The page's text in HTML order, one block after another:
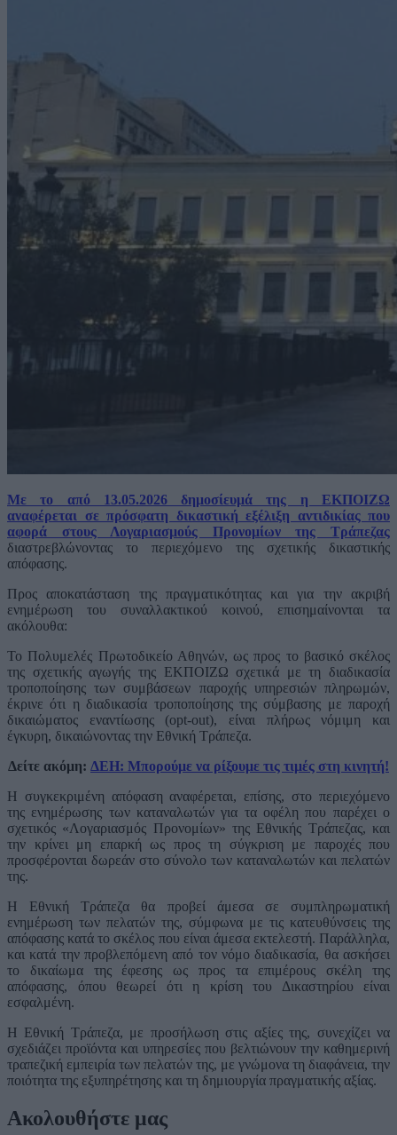
Με το από 13.05.2026 δημοσίευμά της η ΕΚΠΟΙΖΩ
αναφέρεται σε πρόσφατη δικαστική εξέλιξη αντιδικίας που
αφορά στους Λογαριασμούς Προνομίων της Τράπεζας
διαστρεβλώνοντας το περιεχόμενο της σχετικής δικαστικής
απόφασης.
Προς αποκατάσταση της πραγματικότητας και για την ακριβή
ενημέρωση του συναλλακτικού κοινού, επισημαίνονται τα
ακόλουθα:
Το Πολυμελές Πρωτοδικείο Αθηνών, ως προς το βασικό σκέλος
της σχετικής αγωγής της ΕΚΠΟΙΖΩ σχετικά με τη διαδικασία
τροποποίησης των συμβάσεων παροχής υπηρεσιών πληρωμών,
έκρινε ότι η διαδικασία τροποποίησης της σύμβασης με παροχή
δικαιώματος εναντίωσης (opt-out), είναι πλήρως νόμιμη και
έγκυρη, δικαιώνοντας την Εθνική Τράπεζα.
Δείτε ακόμη: ΔΕΗ: Μπορούμε να ρίξουμε τις τιμές στη κινητή!
Η συγκεκριμένη απόφαση αναφέρεται, επίσης, στο περιεχόμενο
της ενημέρωσης των καταναλωτών για τα οφέλη που παρέχει ο
σχετικός «Λογαριασμός Προνομίων» της Εθνικής Τράπεζας, και
την κρίνει μη επαρκή ως προς τη σύγκριση με παροχές που
προσφέρονται δωρεάν στο σύνολο των καταναλωτών και πελατών
της.
Η Εθνική Τράπεζα θα προβεί άμεσα σε συμπληρωματική
ενημέρωση των πελατών της, σύμφωνα με τις κατευθύνσεις της
απόφασης κατά το σκέλος που είναι άμεσα εκτελεστή. Παράλληλα,
και κατά την προβλεπόμενη από τον νόμο διαδικασία, θα ασκήσει
το δικαίωμα της έφεσης ως προς τα επιμέρους σκέλη της
απόφασης, όπου θεωρεί ότι η κρίση του Δικαστηρίου είναι
εσφαλμένη.
Η Εθνική Τράπεζα, με προσήλωση στις αξίες της, συνεχίζει να
σχεδιάζει προϊόντα και υπηρεσίες που βελτιώνουν την καθημερινή
τραπεζική εμπειρία των πελατών της, με γνώμονα τη διαφάνεια, την
ποιότητα της εξυπηρέτησης και τη δημιουργία πραγματικής αξίας.
Ακολουθήστε μας